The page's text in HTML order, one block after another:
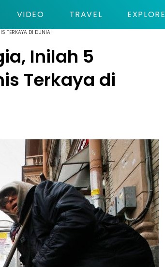
VIDEO TRAVEL EXPLORE
TERKAYA DI DUNIA!
Inilah 5
Terkaya di